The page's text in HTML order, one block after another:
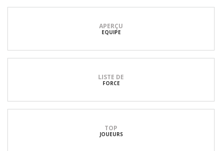
APERÇU
EQUIPE
LISTE DE
FORCE
TOP
JOUEURS